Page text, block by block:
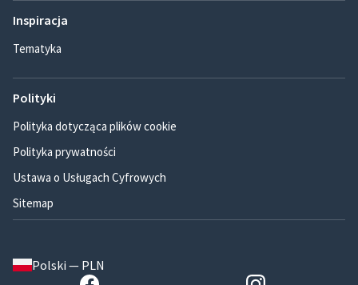
Inspiracja
Tematyka
Polityki
Polityka dotycząca plików cookie
Polityka prywatności
Ustawa o Usługach Cyfrowych
Sitemap
Polski — PLN